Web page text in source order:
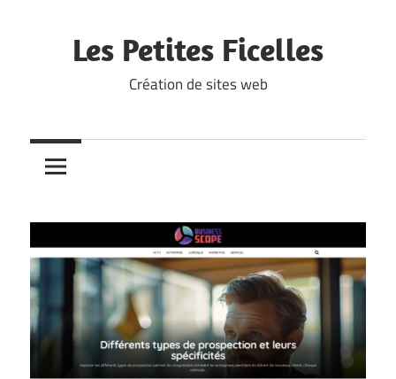
contentLes Petites Ficelles
Création de sites web